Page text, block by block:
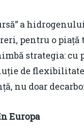
a
pentru o
strategia:
de flexibilitate
nu doar
Europa